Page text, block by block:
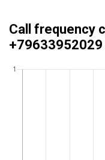
Call frequency
+79633952029